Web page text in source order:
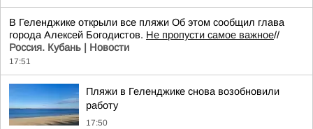
В Геленджике открыли все пляжи Об этом сообщил глава
города Алексей Богодистов. Не пропусти самое важное//
Россия. Кубань | Новости
17:51
Пляжи в Геленджике снова возобновили
работу
17:50